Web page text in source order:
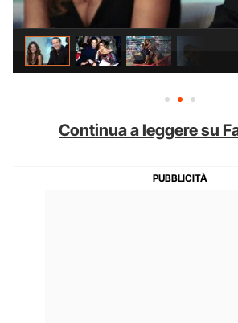
Continua a leggere su